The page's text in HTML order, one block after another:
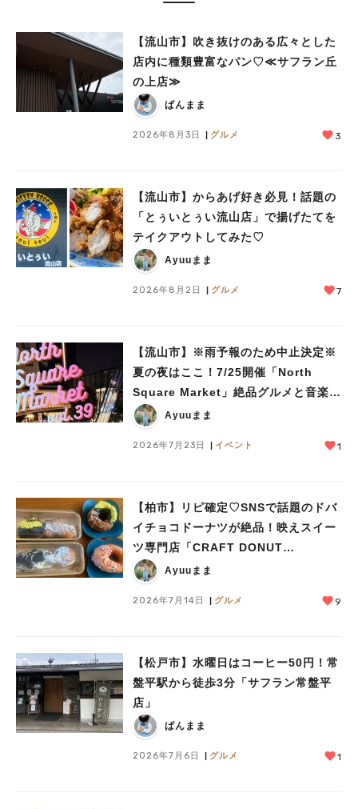
【流山市】吹き抜けのある広々とした
店内に種類豊富なパン♡≪サフラン丘
の上店≫
ぱんまま
2026年8月3日 グルメ 3
【流山市】からあげ好き必見！話題の
「とぅいとぅい流山店」で揚げたてを
テイクアウトしてみた♡
Ayuuまま
2026年8月2日 グルメ 7
【流山市】※雨予報のため中止決定※
夏の夜はここ！7/25開催「North
Square Market」絶品グルメと音楽ラ
イブを楽しもう♪
Ayuuまま
2026年7月23日 イベント 1
【柏市】リピ確定♡SNSで話題のドバ
イチョコドーナツが絶品！映えスイー
ツ専門店「CRAFT DONUT
WORKS」がオープン
Ayuuまま
2026年7月14日 グルメ 9
【松戸市】水曜日はコーヒー50円！常
盤平駅から徒歩3分「サフラン常盤平
店」
ぱんまま
2026年7月6日 グルメ 1
人気のキーワード
#ラーメン#ショッピング #カフェ#スイーツ
#イベント#公園 #教えたい／教えて投稿記事
#教えたい/こんなの見つけた